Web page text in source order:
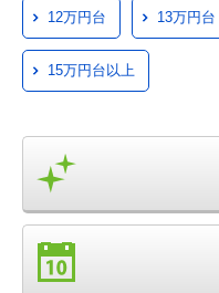
12万円台 13万円台
15万円台以上